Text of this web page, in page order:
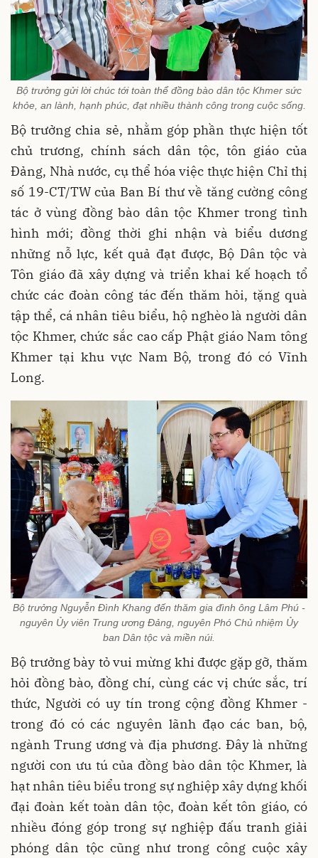
Bộ trưởng gửi lời chúc tới toàn thể đồng bào dân tộc Khmer sức
khỏe, an lành, hạnh phúc, đạt nhiều thành công trong cuộc sống.
Bộ trưởng chia sẻ, nhằm góp phần thực hiện tốt
chủ trương, chính sách dân tộc, tôn giáo của
Đảng, Nhà nước, cụ thể hóa việc thực hiện Chỉ thị
số 19-CT/TW của Ban Bí thư về tăng cường công
tác ở vùng đồng bào dân tộc Khmer trong tình
hình mới; đồng thời ghi nhận và biểu dương
những nỗ lực, kết quả đạt được, Bộ Dân tộc và
Tôn giáo đã xây dựng và triển khai kế hoạch tổ
chức các đoàn công tác đến thăm hỏi, tặng quà
tập thể, cá nhân tiêu biểu, hộ nghèo là người dân
tộc Khmer, chức sắc cao cấp Phật giáo Nam tông
Khmer tại khu vực Nam Bộ, trong đó có Vĩnh
Long.
Bộ trưởng Nguyễn Đình Khang đến thăm gia đình ông Lâm Phú -
nguyên Ủy viên Trung ương Đảng, nguyên Phó Chủ nhiệm Ủy
ban Dân tộc và miền núi.
Bộ trưởng bày tỏ vui mừng khi được gặp gỡ, thăm
hỏi đồng bào, đồng chí, cùng các vị chức sắc, trí
thức, Người có uy tín trong cộng đồng Khmer -
trong đó có các nguyên lãnh đạo các ban, bộ,
ngành Trung ương và địa phương. Đây là những
người con ưu tú của đồng bào dân tộc Khmer, là
hạt nhân tiêu biểu trong sự nghiệp xây dựng khối
đại đoàn kết toàn dân tộc, đoàn kết tôn giáo, có
nhiều đóng góp trong sự nghiệp đấu tranh giải
phóng dân tộc cũng như trong công cuộc xây